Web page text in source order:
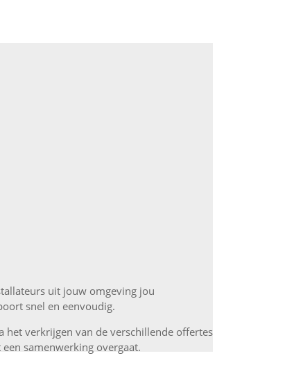
uit jouw omgeving jou
snel en eenvoudig.
het verkrijgen van de verschillende offertes
samenwerking overgaat.